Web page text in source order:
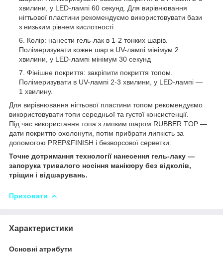
хвилини, у LED-лампі 60 секунд. Для вирівнювання
нігтьової пластини рекомендуємо використовувати бази
з низьким рівнем кислотності
Колір: нанести гель-лак в 1-2 тонких шарів.
Полімеризувати кожен шар в UV-лампі мінімум 2
хвилини, у LED-лампі мінімум 30 секунд
Фінішне покриття: закріпити покриття топом.
Полімеризувати в UV-лампі 2-3 хвилини, у LED-лампі —
1 хвилину.
Для вирівнювання нігтьової пластини топом рекомендуємо
використовувати топи середньої та густої консистенції.
Під час використання топа з липким шаром RUBBER TOP —
дати покриттю охолонути, потім прибрати липкість за
допомогою PREP&FINISH і безворсової серветки.
Точне дотримання технології нанесення гель-лаку —
запорука тривалого носіння манікюру без відколів,
тріщин і відшарувань.
Приховати
Характеристики
Основні атрибути